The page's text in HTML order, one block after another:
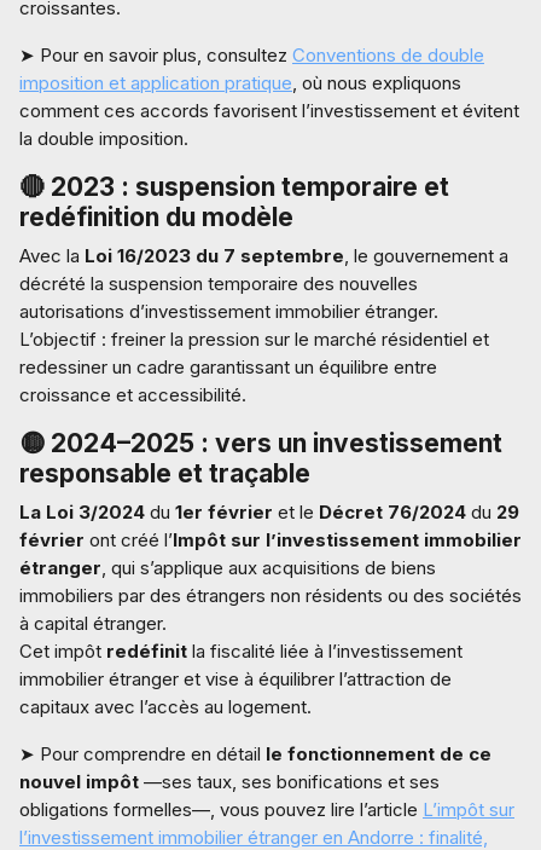
croissantes.
➤ Pour en savoir plus, consultez Conventions de double
imposition et application pratique, où nous expliquons
comment ces accords favorisent l’investissement et évitent
la double imposition.
🔴 2023 : suspension temporaire et
redéfinition du modèle
Avec la Loi 16/2023 du 7 septembre, le gouvernement a
décrété la suspension temporaire des nouvelles
autorisations d’investissement immobilier étranger.
L’objectif : freiner la pression sur le marché résidentiel et
redessiner un cadre garantissant un équilibre entre
croissance et accessibilité.
🟡 2024–2025 : vers un investissement
responsable et traçable
La Loi 3/2024 du 1er février et le Décret 76/2024 du 29
février ont créé l’Impôt sur l’investissement immobilier
étranger, qui s’applique aux acquisitions de biens
immobiliers par des étrangers non résidents ou des sociétés
à capital étranger.
Cet impôt redéfinit la fiscalité liée à l’investissement
immobilier étranger et vise à équilibrer l’attraction de
capitaux avec l’accès au logement.
➤ Pour comprendre en détail le fonctionnement de ce
nouvel impôt —ses taux, ses bonifications et ses
obligations formelles—, vous pouvez lire l’article L’impôt sur
l’investissement immobilier étranger en Andorre : finalité,